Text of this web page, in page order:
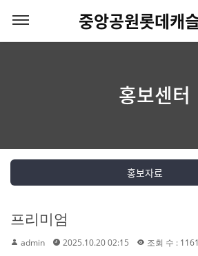
중앙공원롯데캐
홍보센터
홍보자료
프리미엄
admin 2025.10.20 02:15 조회 수 : 1161